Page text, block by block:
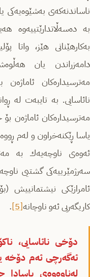
ناساندنەكەى بەشێوەیەكی
بە دەسەڵاتدارێتییەوە
بەكارهێنانی هێز، واتا
دامەزراندن یان
مەترسیدارەكان
نائاسایی. بە تایبەت لە
مەترسیدارەكان ئاماژەن
یاسا ڕێكنەخراون و لەم
ئەوەى ناوچەیەك بە
سەرژمێرییەكی گشتیی
ئامرازێكی نیشتمانییش
كاریگەریی ئەو ناوچانە[5]
.
دۆخی نائاسایی،
ئەگەرچی ئەم دۆخە
لەناوەوەى یاسادا